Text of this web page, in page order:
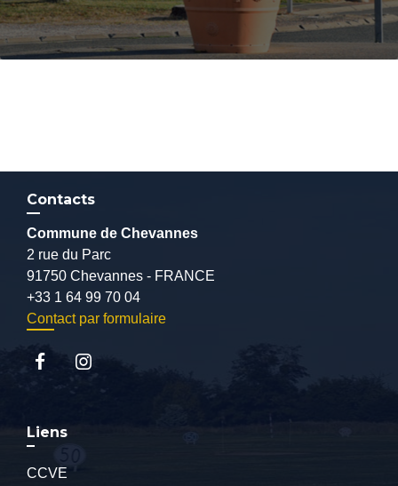
Contacts
Commune de Chevannes
2 rue du Parc
91750 Chevannes - FRANCE
+33 1 64 99 70 04
Contact par formulaire
Liens
CCVE